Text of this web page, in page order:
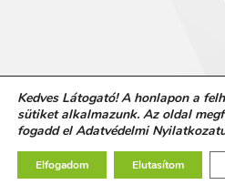
Kedves Látogató! A honlapon a
sütiket alkalmazunk. Az oldal
fogadd el Adatvédelmi
Elfogadom Elutasítom